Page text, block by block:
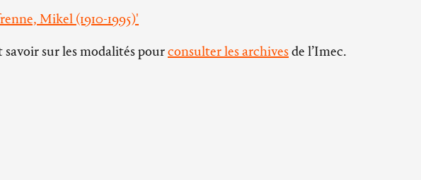
Mikel (1910-1995)'
savoir sur les modalités pourconsulter les archivesde l’Imec.